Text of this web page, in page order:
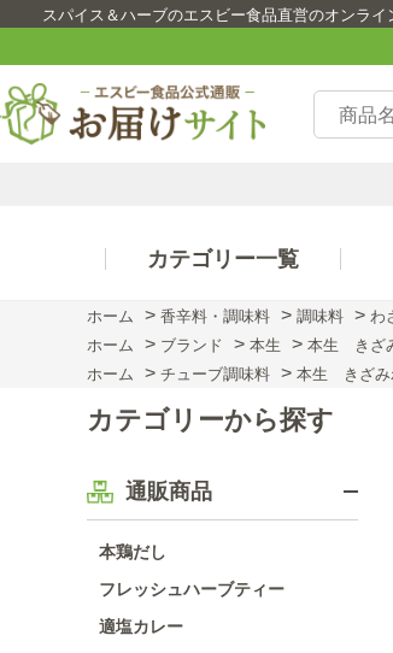
スパイス＆ハーブのエスビー食品直営のオンライ
カテゴリー一覧
ホーム > 香辛料・調味料 > 調味料 > わ
ホーム
> ブランド > 本生 > 本生 きざ
ホーム
> チューブ調味料 > 本生 きざみ
カテゴリーから探す
通販商品
本鶏だし
フレッシュハーブティー
適塩カレー